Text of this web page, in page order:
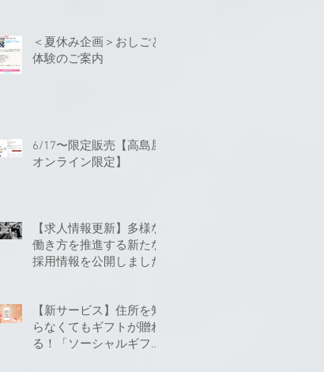
＜夏休み企画＞おしごと
体験のご案内
6/17〜限定販売【高島屋
オンライン限定】
【求人情報更新】多様な
働き方を推進する新たな
採用情報を公開しました
【新サービス】住所を知
らなくてもギフトが贈れ
る！「ソーシャルギフ